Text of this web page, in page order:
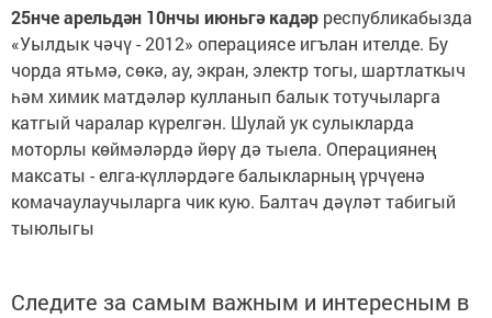
25нче арельдән 10нчы июньгә кадәр республикабызда
«Уылдык чәчү - 2012» операциясе игълан ителде. Бу
чорда ятьмә, сөкә, ау, экран, электр тогы, шартлаткыч
һәм химик матдәләр кулланып балык тотучыларга
катгый чаралар күрелгән. Шулай ук сулыкларда
моторлы көймәләрдә йөрү дә тыела. Операциянең
максаты - елга-күлләрдәге балыкларның үрчүенә
комачаулаучыларга чик кую. Балтач дәүләт табигый
тыюлыгы
Следите за самым важным и интересным в